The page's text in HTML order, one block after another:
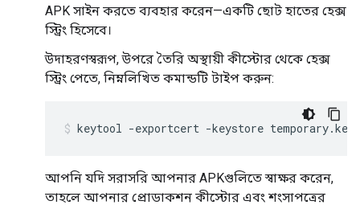
APK সাইন করতে ব্যবহার করেন—একটি ছোট হাতের হেক্স
স্ট্রিং হিসেবে।
উদাহরণস্বরূপ, উপরে তৈরি অস্থায়ী কীস্টোর থেকে হেক্স
স্ট্রিং পেতে, নিম্নলিখিত কমান্ডটি টাইপ করুন:
আপনি যদি সরাসরি আপনার APKগুলিতে স্বাক্ষর করেন,
তাহলে আপনার প্রোডাকশন কীস্টোর এবং শংসাপত্রের